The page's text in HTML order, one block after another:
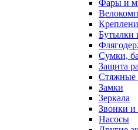
Фары и
Бутылки
Сумки,
Защита
Стяжные
Замки
Зеркала
Звонки и
Насосы